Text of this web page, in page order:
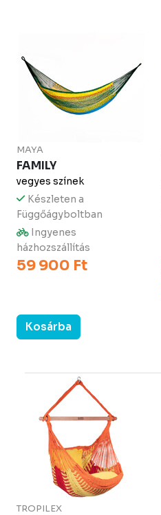
MAYA
FAMILY
vegyes színek
Készleten a
Függőágyboltban
Ingyenes
házhozszállítás
59 900 Ft
Kosárba
TROPILEX